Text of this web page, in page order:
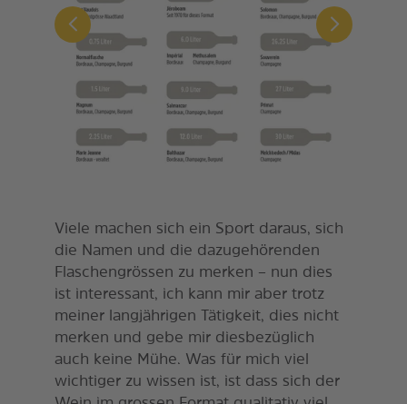
Viele machen sich ein Sport daraus, sich
die Namen und die dazugehörenden
Flaschengrössen zu merken – nun dies
ist interessant, ich kann mir aber trotz
meiner langjährigen Tätigkeit, dies nicht
merken und gebe mir diesbezüglich
auch keine Mühe. Was für mich viel
wichtiger zu wissen ist, ist dass sich der